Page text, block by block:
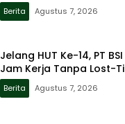
Berita Agustus 7, 2026
Jelang HUT Ke-14, PT
Jam Kerja Tanpa Lost-
Berita Agustus 7, 2026